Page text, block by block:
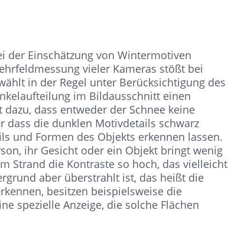
der Einschätzung von Wintermotiven
vieler Kameras stößt bei
in der Regel unter Berücksichtigung des
im Bildausschnitt einen
dass entweder der Schnee keine
die dunklen Motivdetails schwarz
und Formen des Objekts erkennen lassen.
ihr Gesicht oder ein Objekt bringt wenig
Strand die Kontraste so hoch, das vielleicht
aber überstrahlt ist, das heißt die
besitzen beispielsweise die
spezielle Anzeige, die solche Flächen